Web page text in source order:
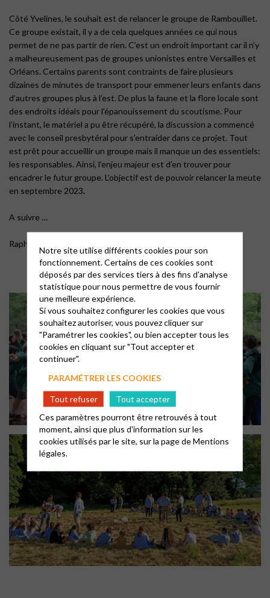
Côté Yvelines, le souhait est de relancer le groupe de Rambouillet.
Ce groupe existait, il y a de cela quelques années ce qui nous
permet de ne pas partir de rien. C’est un endroit important car il n’y
a malheureusement pas de groupes unionistes entre Versailles et
Orléans. Certains parents sont contraints de faire plusieurs
dizaines de minutes de transport pour emmener leurs enfants dans
d’autres groupes plus à l’est. De plus la faune et la flore locale sont
des endroits idéals pour l’épanouissement du scoutisme. Pour
l’instant, le matériel a pu être récupéré, la discussion a commencé
avec le conseil presbytéral pour s’entraider dans ce projet. Tout
est prêt pour accueillir un groupe mais il manque un des essentiels:
les responsables. Ainsi, l’enjeu majeur est d’en trouver pour
encadrer le futur groupe. L’objectif est de pouvoir relancer la meute
en septembre 2023.
A suivre …
Raphaël WARNERY, responsable EEUdF
Notre site utilise différents cookies pour son
fonctionnement. Certains de ces cookies sont
déposés par des services tiers à des fins d'analyse
statistique pour nous permettre de vous fournir
une meilleure expérience.
Si vous souhaitez configurer les cookies que vous
souhaitez autoriser, vous pouvez cliquer sur
"Paramétrer les cookies", ou bien accepter tous les
cookies en cliquant sur "Tout accepter et
continuer".
PARAMÉTRER LES COOKIES
Tout refuser
Tout accepter
Ces paramètres pourront être retrouvés à tout
moment, ainsi que plus d'information sur les
cookies utilisés par le site, sur la page deMentions
légales.